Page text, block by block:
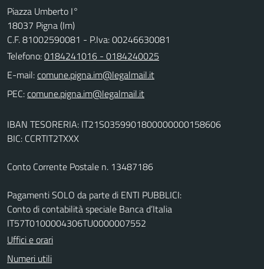
Piazza Umberto I°
18037 Pigna (Im)
C.F. 81002590081 - P.Iva: 00246630081
Telefono:0184241016 - 0184240025
E-mail:
PEC:
IBAN TESORERIA: IT21S0359901800000000158606
BIC: CCRTIT2TXXX
Conto Corrente Postale n. 13487186
Pagamenti SOLO da parte di ENTI PUBBLICI:
Conto di contabilità speciale Banca d’Italia
IT57T0100004306TU0000007552
Uffici e orari
Numeri utili